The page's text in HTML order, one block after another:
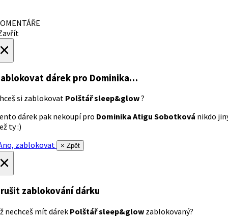
dárek pro Dominika…
si zablokovat Polštář sleep&glow?
dárek pak nekoupí pro Dominika Atigu Sobotková nikdo
ty :)
zablokovat
× Zpět
zablokování dárku
nechceš mít dárek Polštář sleep&glow zablokovaný?